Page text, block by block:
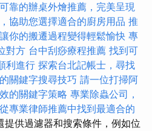
可靠的辦桌外燴推薦，完美呈現
協助您選擇適合的廚房用品 推
你的搬遷過程變得輕鬆愉快 專
對方 台中刮痧療程推薦 找到可
利進行 探索台北記帳士，尋找
關鍵字搜尋技巧 請一位打掃阿
的關鍵字策略 專業除蟲公司，
從專業律師推薦中找到最適合的
供過濾器和搜索條件，例如位